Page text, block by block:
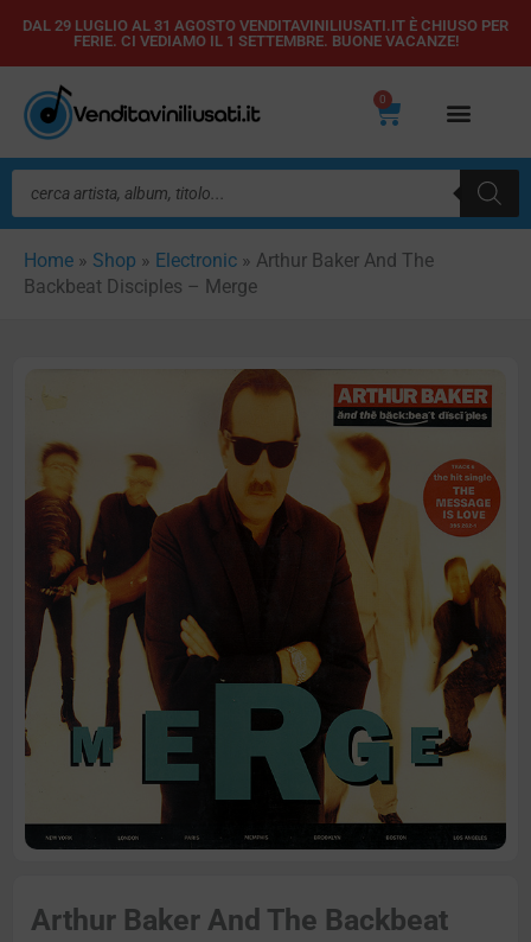
Vai
contenuto
DAL 29 LUGLIO AL 31 AGOSTO VENDITAVINILIUSATI.IT È CHIUSO PER
FERIE. CI VEDIAMO IL 1 SETTEMBRE. BUONE VACANZE!
0
Carrello
Ricerca
prodotti
Home » Shop » Electronic » Arthur Baker And The
Backbeat Disciples – Merge
Arthur Baker And The Backbeat